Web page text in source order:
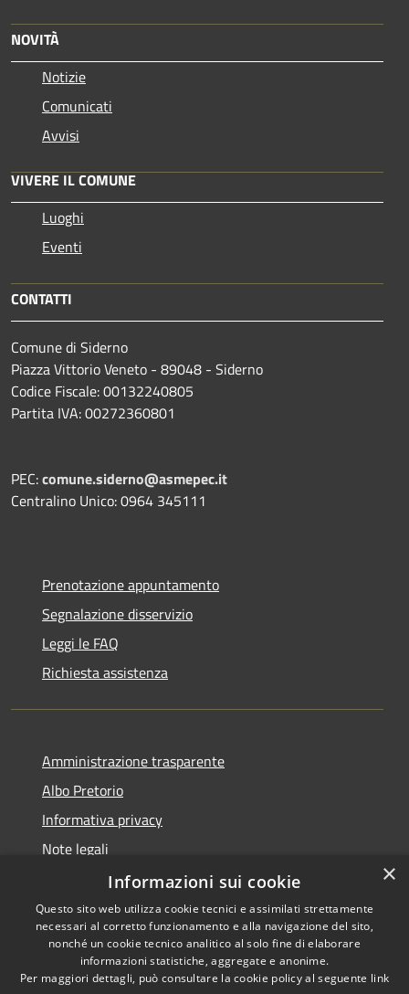
NOVITÀ
Notizie
Comunicati
Avvisi
VIVERE IL COMUNE
Luoghi
Eventi
CONTATTI
Comune di Siderno
Piazza Vittorio Veneto - 89048 - Siderno
Codice Fiscale: 00132240805
Partita IVA: 00272360801
PEC:comune.siderno@asmepec.it
Centralino Unico: 0964 345111
Prenotazione appuntamento
Segnalazione disservizio
Leggi le FAQ
Richiesta assistenza
Amministrazione trasparente
Albo Pretorio
Informativa privacy
Note legali
Dichiarazione di accessibilità
RSS
Copyright © 2026 • Comune di
×
Informazioni sui cookie
Questo sito web utilizza cookie tecnici e assimilati strettamente
necessari al corretto funzionamento e alla navigazione del sito,
nonché un cookie tecnico analitico al solo fine di elaborare
informazioni statistiche, aggregate e anonime.
Per maggiori dettagli, può consultare la cookie policy al seguente link